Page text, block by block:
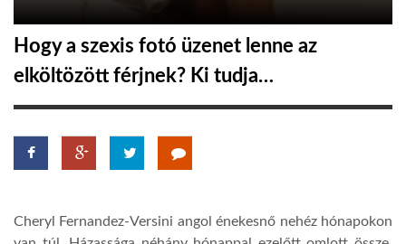
Hogy a szexis fotó üzenet lenne az
elköltözött férjnek? Ki tudja…
Cheryl Fernandez-Versini angol énekesnő nehéz hónapokon